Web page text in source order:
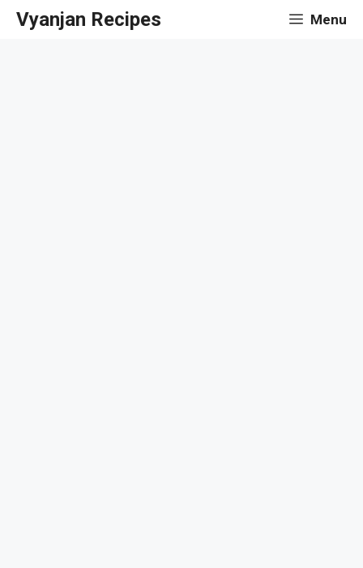
SkipVyanjan Recipes Menu